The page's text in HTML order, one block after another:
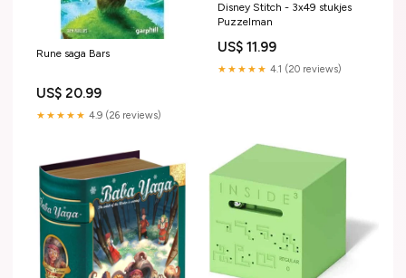
Rune saga Bars
US$ 20.99
★★★★★ 4.9 (26 reviews)
Disney Stitch - 3x49 stukjes
Puzzelman
US$ 11.99
★★★★★ 4.1 (20 reviews)